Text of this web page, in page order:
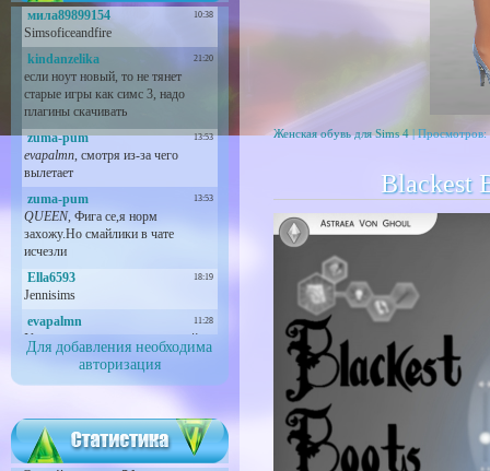
Для добавления необходима
авторизация
Женская обувь для Sims 4| Просмотров:
Blackest